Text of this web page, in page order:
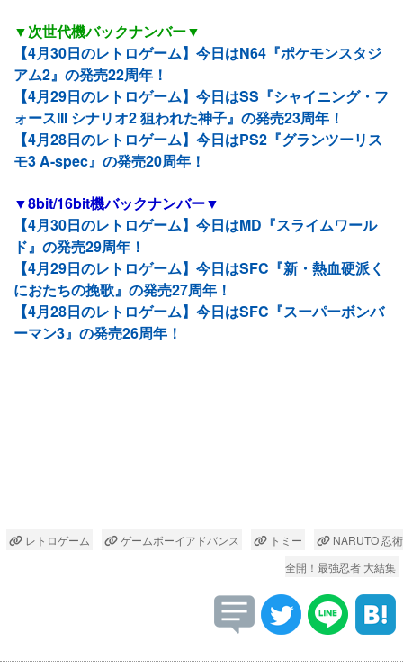
▼次世代機バックナンバー▼
【4月30日のレトロゲーム】今日はN64『ポケモンスタジ
アム2』の発売22周年！
【4月29日のレトロゲーム】今日はSS『シャイニング・フ
ォースIII シナリオ2 狙われた神子』の発売23周年！
【4月28日のレトロゲーム】今日はPS2『グランツーリス
モ3 A-spec』の発売20周年！
▼8bit/16bit機バックナンバー▼
【4月30日のレトロゲーム】今日はMD『スライムワール
ド』の発売29周年！
【4月29日のレトロゲーム】今日はSFC『新・熱血硬派く
におたちの挽歌』の発売27周年！
【4月28日のレトロゲーム】今日はSFC『スーパーボンバ
ーマン3』の発売26周年！
レトロゲーム ゲームボーイアドバンス トミー
NARUTO 忍術
全開！最強忍者 大結集